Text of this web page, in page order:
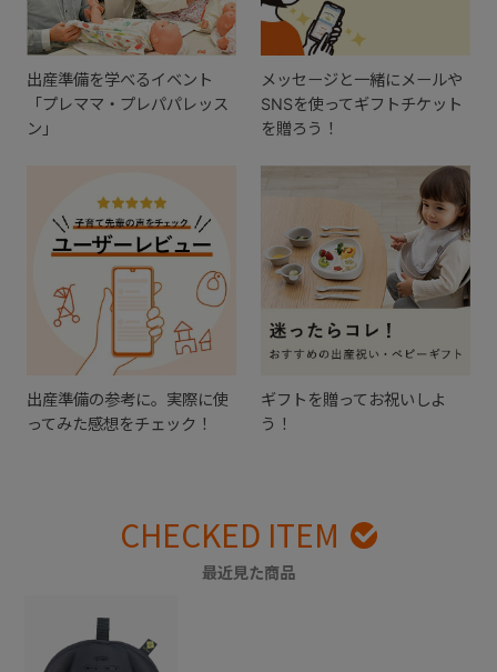
出産準備を学べるイベント
「プレママ・プレパパレッス
ン」
メッセージと一緒にメールや
SNSを使ってギフトチケット
を贈ろう！
出産準備の参考に。実際に使
ってみた感想をチェック！
ギフトを贈ってお祝いしよ
う！
CHECKED ITEM
最近見た商品